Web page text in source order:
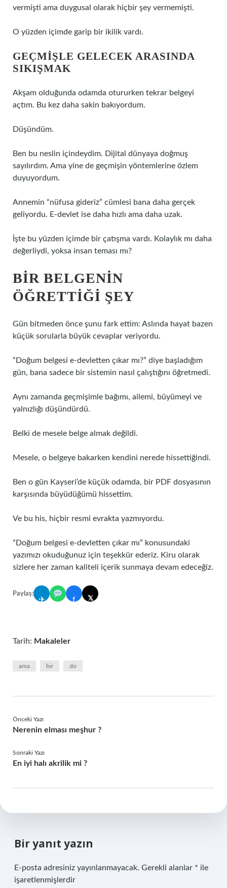
vermişti ama duygusal olarak hiçbir şey vermemişti.
O yüzden içimde garip bir ikilik vardı.
GEÇMIŞLE GELECEK ARASINDA
SIKIŞMAK
Akşam olduğunda odamda otururken tekrar belgeyi
açtım. Bu kez daha sakin bakıyordum.
Düşündüm.
Ben bu neslin içindeydim. Dijital dünyaya doğmuş
sayılırdım. Ama yine de geçmişin yöntemlerine özlem
duyuyordum.
Annemin “nüfusa gideriz” cümlesi bana daha gerçek
geliyordu. E-devlet ise daha hızlı ama daha uzak.
İşte bu yüzden içimde bir çatışma vardı. Kolaylık mı daha
değerliydi, yoksa insan teması mı?
BIR BELGENIN
ÖĞRETTIĞI ŞEY
Gün bitmeden önce şunu fark ettim: Aslında hayat bazen
küçük sorularla büyük cevaplar veriyordu.
“Doğum belgesi e-devletten çıkar mı?” diye başladığım
gün, bana sadece bir sistemin nasıl çalıştığını öğretmedi.
Aynı zamanda geçmişimle bağımı, ailemi, büyümeyi ve
yalnızlığı düşündürdü.
Belki de mesele belge almak değildi.
Mesele, o belgeye bakarken kendini nerede hissettiğindi.
Ben o gün Kayseri’de küçük odamda, bir PDF dosyasının
karşısında büyüdüğümü hissettim.
Ve bu his, hiçbir resmi evrakta yazmıyordu.
“Doğum belgesi e-devletten çıkar mı” konusundaki
yazımızı okuduğunuz için teşekkür ederiz. Kiru olarak
sizlere her zaman kaliteli içerik sunmaya devam edeceğiz.
Paylaş:
✈ f 𝕏
Tarih: Makaleler
ama bir do
Önceki Yazı
Nerenin elması meşhur ?
Sonraki Yazı
En iyi halı akrilik mi ?
Bir yanıt yazın
E-posta adresiniz yayınlanmayacak. Gerekli alanlar * ile
işaretlenmişlerdir